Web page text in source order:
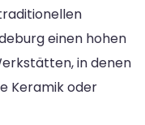
einen hohen
in denen
Keramik oder